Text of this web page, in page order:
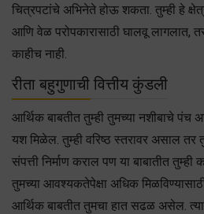
चित्रपटांचे अभिनेते होऊ शकता. तुम्ही हे
आणि वेळ परोपकारासाठी घालवू लागलात,
काहीच नाही.
रीता बहुगुणाची वित्तीय कुंडली
आर्थिक बाबतीत तुम्ही तुमच्या नशीबाचे पंच
यश मिळेल. तुम्ही वरिष्ठ स्तरावर असाल तर
संपत्ती निर्माण कराल पण या बाबातीत तुम्ही
तुमच्या आवश्यकतेपेक्षा अधिक
आर्थिक बाबतीत तुमचा हात सढळ असेल.